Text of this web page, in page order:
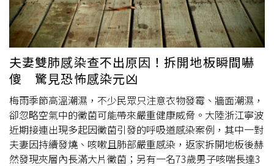
估與治療，有助於降低病情惡化及潰瘍形成的風險。靜脈性
潰瘍治療新觀點：促進循環加速傷口癒合治療新策略值得注
意的是，臨床上不少民眾會將靜脈性潰瘍與糖尿病足潰瘍混
為一談，但兩者成因其實並不相同。前者源自靜脈回流不良
導致的血液淤積，後者則多與血流不足及神經病變所致。雖
然兩者治療機轉不同，但透過現代精準醫療技術的整合應
用，包括詳細的血流動力學評估，可在超音波導引下進行微
創凝膠閉合治療，臨床上可作為部分患者的治療選項之一。
患者術後的照護方式可能與其他治療方式有所不同，是否需
要穿著彈性襪仍須依醫師評估及個別病況而定，以提供符合
患者需求的術後照護，並兼顧術後生活便利性。當源頭逆流
夫妻雙肺感染查不出原因！拆開地板瞬間嚇
傻 驚見恐怖感染元凶
梅雨季節高溫潮濕，不少民眾只注意衣物發霉、牆面潮濕，
卻忽略空氣中的黴菌可能帶來嚴重健康威脅。大陸浙江寧波
近期接連出現多起因黴菌引發的呼吸道感染案例，其中一對
夫妻因持續發燒、咳嗽且肺部嚴重感染，返家拆開地板後赫
然發現夾層內長滿大片黴菌；另有一名73歲男子咳喘長達3